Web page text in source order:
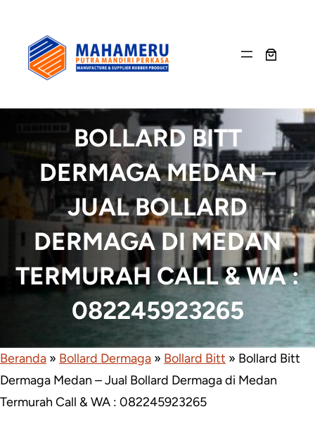
content
BOLLARD BITT
DERMAGA MEDAN –
JUAL BOLLARD
DERMAGA DI MEDAN
TERMURAH CALL & WA :
082245923265
Beranda » Bollard Dermaga » Bollard Bitt » Bollard Bitt
Dermaga Medan – Jual Bollard Dermaga di Medan
Termurah Call & WA : 082245923265